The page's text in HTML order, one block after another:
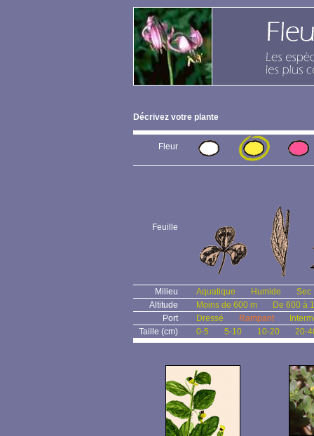
Décrivez votre plante
Fleur
Feuille
Milieu Aquatique Humide
Sec
Altitude
Moins de 600 m
De 600 à
Port
Dressé Rampant
Taille (cm)
0-5 5-10 10-20 20-